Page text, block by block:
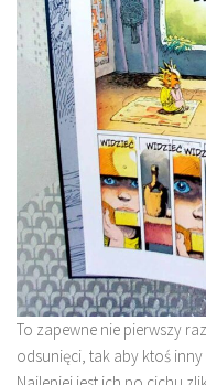
To zapewne nie pierwszy
odsunięci, tak aby ktoś